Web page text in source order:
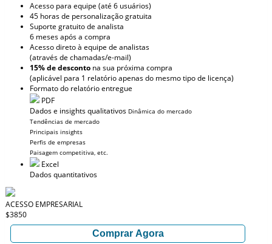
Acesso para equipe (até 6 usuários)
45 horas de personalização gratuita
Suporte gratuito de analista
6 meses após a compra
Acesso direto à equipe de analistas
(através de chamadas/e-mail)
15% de desconto na sua próxima compra
(aplicável para 1 relatório apenas do mesmo tipo de licença)
Formato do relatório entregue
PDF
Dados e insights qualitativos Dinâmica do mercado
Tendências de mercado
Principais insights
Perfis de empresas
Paisagem competitiva, etc.
Excel
Dados quantitativos
ACESSO EMPRESARIAL
$3850
Comprar Agora